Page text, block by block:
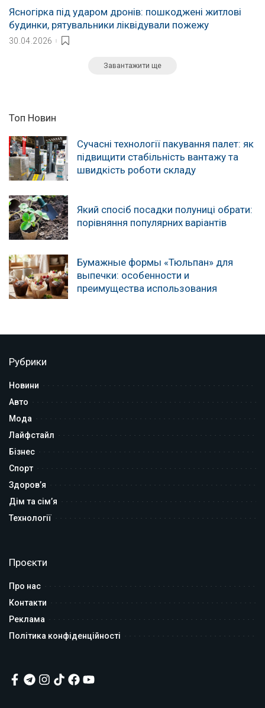
Ясногірка під ударом дронів: пошкоджені житлові
будинки, рятувальники ліквідували пожежу
30.04.2026
Завантажити ще
Топ Новин
Сучасні технології пакування палет: як
підвищити стабільність вантажу та
швидкість роботи складу
Який спосіб посадки полуниці обрати:
порівняння популярних варіантів
Бумажные формы «Тюльпан» для
выпечки: особенности и
преимущества использования
Рубрики
Новини
Авто
Мода
Лайфстайл
Бізнес
Спорт
Здоров’я
Дім та сім’я
Технології
Проєкти
Про нас
Контакти
Реклама
Політика конфіденційності